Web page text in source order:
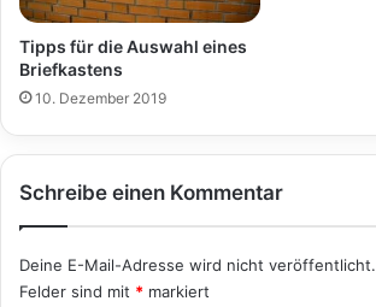
Tipps für die Auswahl eines
Briefkastens
10. Dezember 2019
Schreibe einen Kommentar
Deine E-Mail-Adresse wird nicht veröffentlicht.
Felder sind mit * markiert